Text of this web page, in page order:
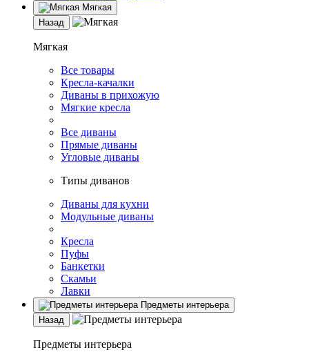
Мягкая
Назад
Мягкая
Все товары
Кресла-качалки
Диваны в прихожую
Мягкие кресла
Все диваны
Прямые диваны
Угловые диваны
Типы диванов
Диваны для кухни
Модульные диваны
Кресла
Пуфы
Банкетки
Скамьи
Лавки
Предметы интерьера
Назад
Предметы интерьера